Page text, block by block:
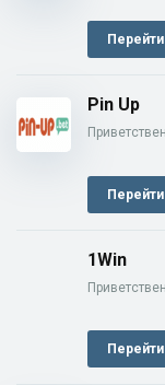
Перейти
Pin Up
Перейти
1Win
Перейти